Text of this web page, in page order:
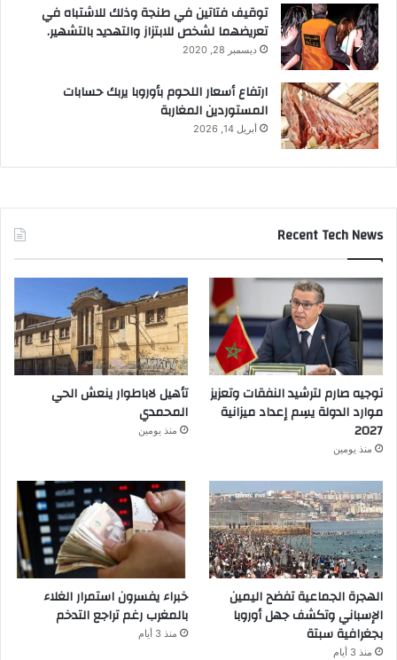
توقيف فتاتين في طنجة وذلك للاشتباه في
تعريضهما لشخص للابتزاز والتهديد بالتشهير.
ديسمبر 28, 2020
ارتفاع أسعار اللحوم بأوروبا يربك حسابات
المستوردين المغاربة
أبريل 14, 2026
Recent Tech News
توجيه صارم لترشيد النفقات وتعزيز
موارد الدولة يسِم إعداد ميزانية
2027
منذ يومين
تأهيل لاباطوار ينعش الحي
المحمدي
منذ يومين
الهجرة الجماعية تفضح اليمين
الإسباني وتكشف جهل أوروبا
بجغرافية سبتة
منذ 3 أيام
خبراء يفسرون استمرار الغلاء
بالمغرب رغم تراجع التدخم
منذ 3 أيام